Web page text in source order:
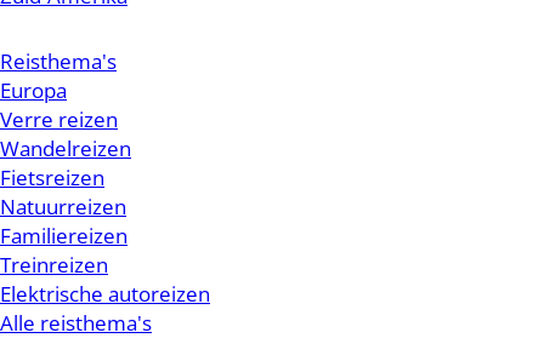
Reisthema's
Europa
Verre reizen
Wandelreizen
Fietsreizen
Natuurreizen
Familiereizen
Treinreizen
Elektrische autoreizen
Alle reisthema's